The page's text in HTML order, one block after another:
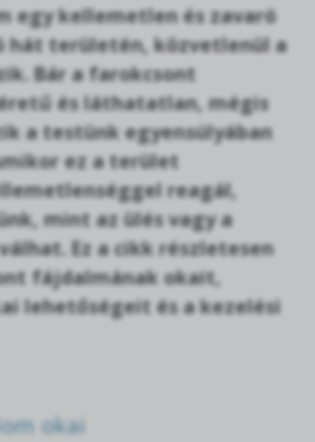
egy kellemetlen és zavaró
hát területén, közvetlenül a
Bár a farokcsont
és láthatatlan, mégis
a testünk egyensúlyában
ez a terület
reagál,
mint az ülés vagy a
Ez a cikk részletesen
fájdalmának okait,
lehetőségeit és a kezelési
okai